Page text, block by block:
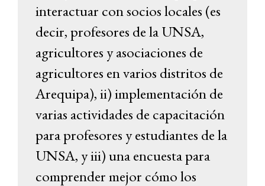
interactuar con socios locales (es
decir, profesores de la UNSA,
agricultores y asociaciones de
agricultores en varios distritos de
Arequipa), ii) implementación de
varias actividades de capacitación
para profesores y estudiantes de la
UNSA, y iii) una encuesta para
comprender mejor cómo los